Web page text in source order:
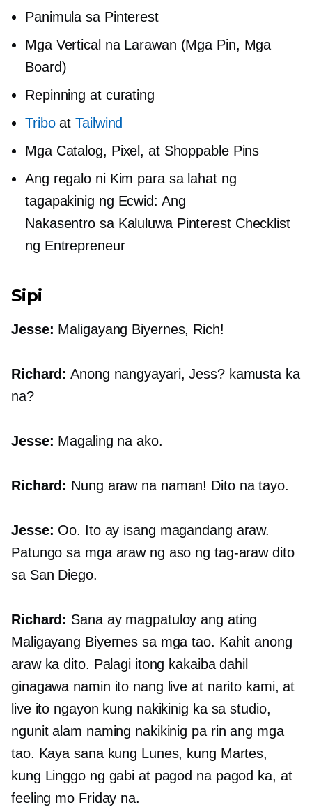
Panimula sa Pinterest
Mga Vertical na Larawan (Mga Pin, Mga
Board)
Repinning at curating
TriboatTailwind
Mga Catalog, Pixel, at Shoppable Pins
Ang regalo ni Kim para sa lahat ng
tagapakinig ng Ecwid: Ang
Nakasentro sa KaluluwaPinterest Checklist
ng Entrepreneur
Sipi
Jesse: Maligayang Biyernes, Rich!
Richard: Anong nangyayari, Jess? kamusta ka
na?
Jesse: Magaling na ako.
Richard: Nung araw na naman! Dito na tayo.
Jesse: Oo. Ito ay isang magandang araw.
Patungo sa mga araw ng aso ng tag-araw dito
sa San Diego.
Richard: Sana ay magpatuloy ang ating
Maligayang Biyernes sa mga tao. Kahit anong
araw ka dito. Palagi itong kakaiba dahil
ginagawa namin ito nang live at narito kami, at
live ito ngayon kung nakikinig ka sa studio,
ngunit alam naming nakikinig pa rin ang mga
tao. Kaya sana kung Lunes, kung Martes,
kung Linggo ng gabi at pagod na pagod ka, at
feeling mo Friday na.